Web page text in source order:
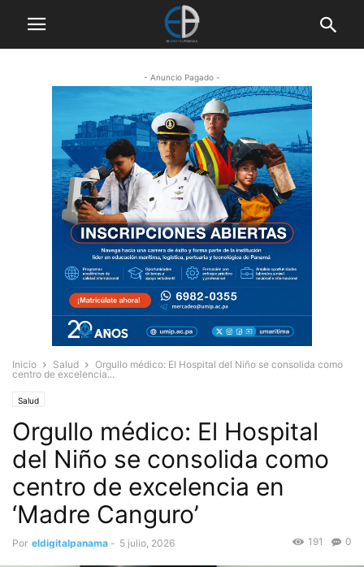
- Anuncio Pagado -
Inicio Salud
Orgullo médico: El Hospital del Niño se consolida como
centro de excelencia...
Salud
Orgullo médico: El Hospital
del Niño se consolida como
centro de excelencia en
‘Madre Canguro’
Por eldigitalpanama - 5 julio, 2026 0
191